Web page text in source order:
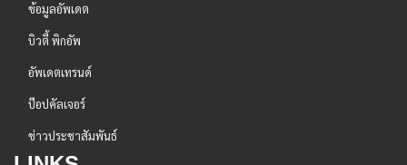
ข้อมูลอัพเดต
บิวตี้ พิกอัพ
อัพเดตเทรนด์
ป๊อปคัลเจอร์
ข่าวประชาสัมพันธ์